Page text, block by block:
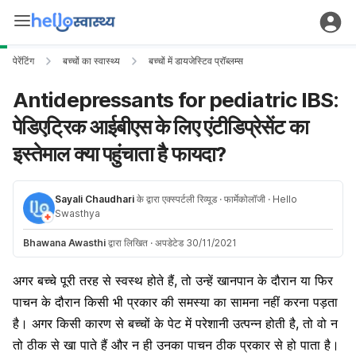
पेरेंटिंग बच्चों का स्वास्थ्य बच्चों में डायजेस्टिव प्रॉब्लम्स
Antidepressants for pediatric IBS:
पेडिएट्रिक आईबीएस के लिए एंटीडिप्रेसेंट का
इस्तेमाल क्या पहुंचाता है फायदा?
Sayali Chaudhari के द्वारा एक्स्पर्टली रिव्यूड · फार्मेकोलॉजी · Hello
Swasthya
Bhawana Awasthi द्वारा लिखित · अपडेटेड 30/11/2021
अगर बच्चे पूरी तरह से स्वस्थ होते हैं, तो उन्हें खानपान के दौरान या फिर
पाचन के दौरान किसी भी प्रकार की समस्या का सामना नहीं करना पड़ता
है। अगर किसी कारण से बच्चों के पेट में परेशानी उत्पन्न होती है, तो वो न
तो ठीक से खा पाते हैं और न ही उनका पाचन ठीक प्रकार से हो पाता है।